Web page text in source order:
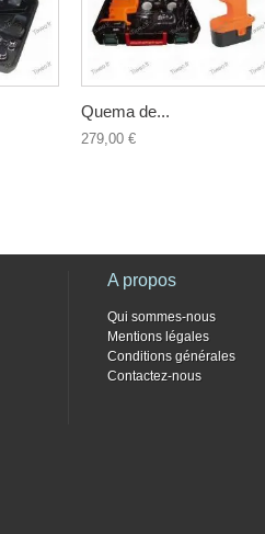
Quema de...
279,00 €
A propos
Qui sommes-nous
Mentions légales
Conditions générales
Contactez-nous